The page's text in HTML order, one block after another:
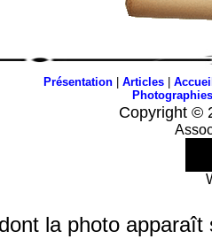
Présentation| Articles|
Photographies
Copyright ©
la photo